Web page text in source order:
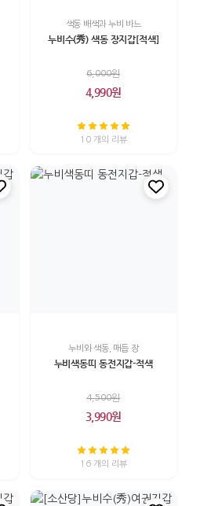
색동 배색과 누비 바느
누비수(秀) 색동 장지갑[적색]
6,000원
4,990원
10 개의 리뷰
누비와 색동, 매듭 장
누비색동띠 동전지갑-적색
4,500원
3,990원
16 개의 리뷰